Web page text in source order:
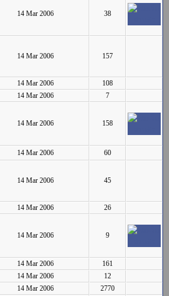
14 Mar 2006 38
14 Mar 2006 157
14 Mar 2006
108
14 Mar 2006 7
14 Mar 2006 158
14 Mar 2006 60
14 Mar 2006 45
14 Mar 2006 26
14 Mar 2006 9
14 Mar 2006
161
14 Mar 2006
12
14 Mar 2006
2770